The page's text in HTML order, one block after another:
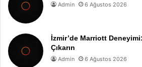
Admin 6 Ağustos 2026
İzmir’de Marriott
Çıkarın
Admin 6 Ağustos 2026